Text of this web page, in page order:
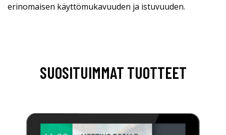
erinomaisen käyttömukavuuden ja istuvuuden.
SUOSITUIMMAT TUOTTEET